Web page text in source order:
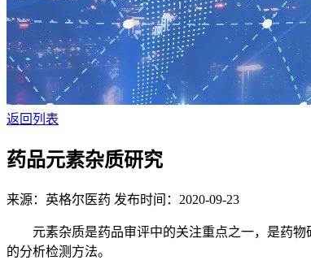
返回列表
药品元素杂质研究
来源：英格尔医药 发布时间：2020-09-23
元素杂质是药品审评中的关注重点之一，是药物
的分析检测方法。